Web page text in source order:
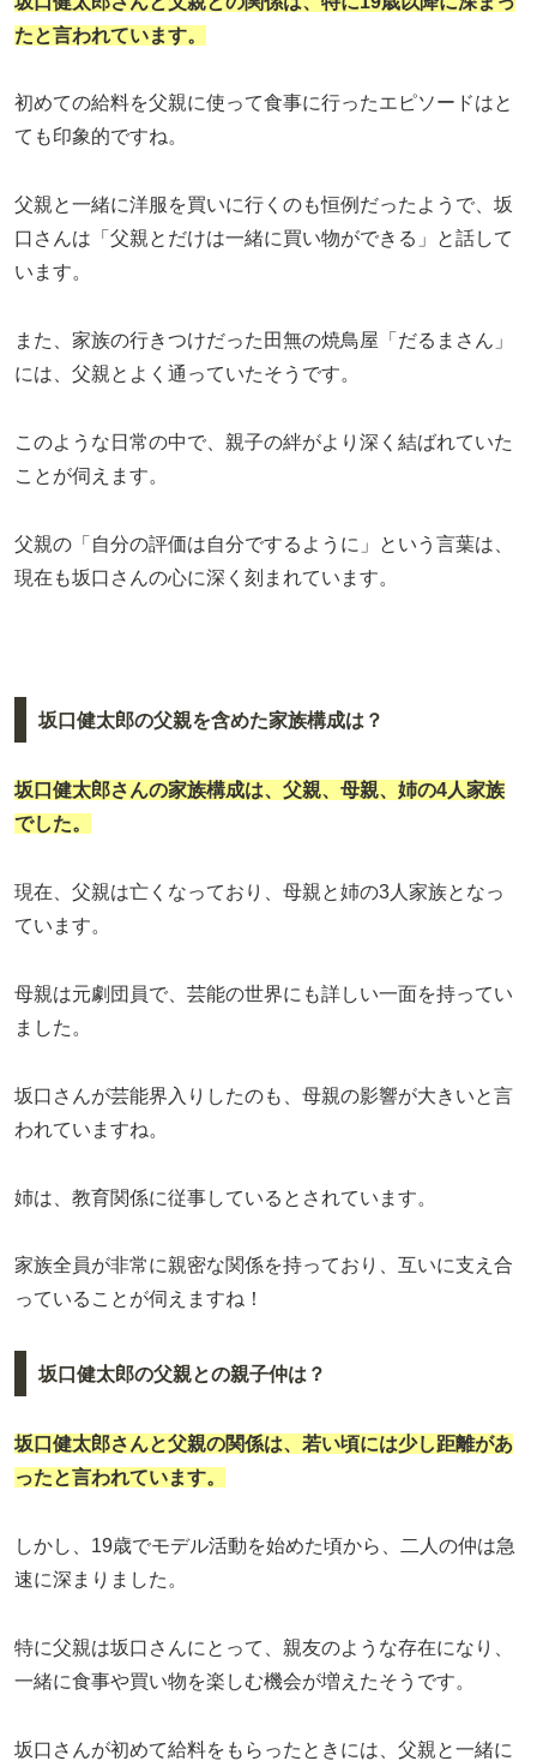
たと言われています。
初めての給料を父親に使って食事に行ったエピソードはと
ても印象的ですね。
父親と一緒に洋服を買いに行くのも恒例だったようで、坂
口さんは「父親とだけは一緒に買い物ができる」と話して
います。
また、家族の行きつけだった田無の焼鳥屋「だるまさん」
には、父親とよく通っていたそうです。
このような日常の中で、親子の絆がより深く結ばれていた
ことが伺えます。
父親の「自分の評価は自分でするように」という言葉は、
現在も坂口さんの心に深く刻まれています。
坂口健太郎の父親を含めた家族構成は？
坂口健太郎さんの家族構成は、父親、母親、姉の4人家族
でした。
現在、父親は亡くなっており、母親と姉の3人家族となっ
ています。
母親は元劇団員で、芸能の世界にも詳しい一面を持ってい
ました。
坂口さんが芸能界入りしたのも、母親の影響が大きいと言
われていますね。
姉は、教育関係に従事しているとされています。
家族全員が非常に親密な関係を持っており、互いに支え合
っていることが伺えますね！
坂口健太郎の父親との親子仲は？
坂口健太郎さんと父親の関係は、若い頃には少し距離があ
ったと言われています。
しかし、19歳でモデル活動を始めた頃から、二人の仲は急
速に深まりました。
特に父親は坂口さんにとって、親友のような存在になり、
一緒に食事や買い物を楽しむ機会が増えたそうです。
坂口さんが初めて給料をもらったときには、父親と一緒に